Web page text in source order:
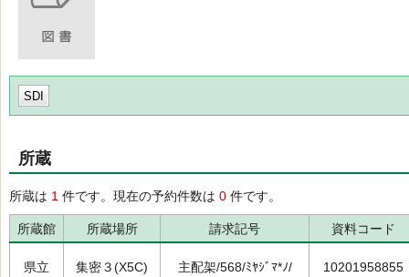
SDI
所蔵
所蔵は 1 件です。現在の予約件数は 0 件です。
所蔵館 所蔵場所 請求記号 資料コード
県立 集密３(X5C) 主配架/568/ﾐﾔｼﾞﾏ*ﾉ/ 10201958855